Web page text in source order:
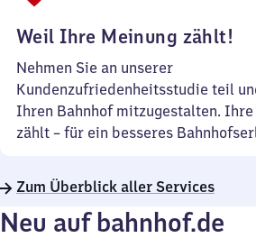
Weil Ihre Meinung zählt!
Nehmen Sie an unserer
Kundenzufriedenheitsstudie teil
Ihren Bahnhof mitzugestalten. Ihre
zählt – für ein besseres
Zum Überblick aller Services
Neu auf bahnhof.de